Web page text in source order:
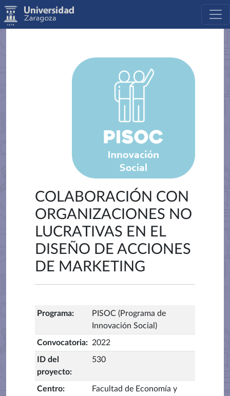
COLABORACIÓN CON
ORGANIZACIONES NO
LUCRATIVAS EN EL
DISEÑO DE ACCIONES
DE MARKETING
Programa:
PISOC (Programa de
Innovación Social)
Convocatoria: 2022
ID del
proyecto:
530
Centro:
Facultad de Economía y